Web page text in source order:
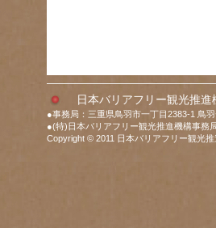
日本バリアフリー観光推進
●事務局：三重県鳥羽市一丁目2383-1 鳥
●(特)日本バリアフリー観光推進機構事務
Copyright © 2011 日本バリアフリー観光